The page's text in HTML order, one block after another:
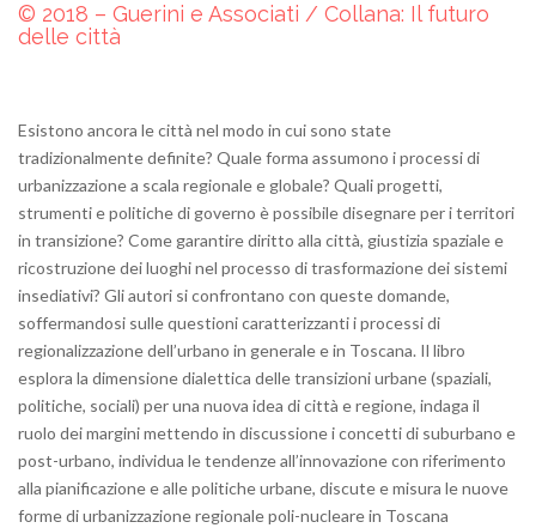
© 2018 – Guerini e Associati / Collana: Il futuro
delle città
Esistono ancora le città nel modo in cui sono state
tradizionalmente definite? Quale forma assumono i processi di
urbanizzazione a scala regionale e globale? Quali progetti,
strumenti e politiche di governo è possibile disegnare per i territori
in transizione? Come garantire diritto alla città, giustizia spaziale e
ricostruzione dei luoghi nel processo di trasformazione dei sistemi
insediativi? Gli autori si confrontano con queste domande,
soffermandosi sulle questioni caratterizzanti i processi di
regionalizzazione dell’urbano in generale e in Toscana. Il libro
esplora la dimensione dialettica delle transizioni urbane (spaziali,
politiche, sociali) per una nuova idea di città e regione, indaga il
ruolo dei margini mettendo in discussione i concetti di suburbano e
post-urbano, individua le tendenze all’innovazione con riferimento
alla pianificazione e alle politiche urbane, discute e misura le nuove
forme di urbanizzazione regionale poli-nucleare in Toscana